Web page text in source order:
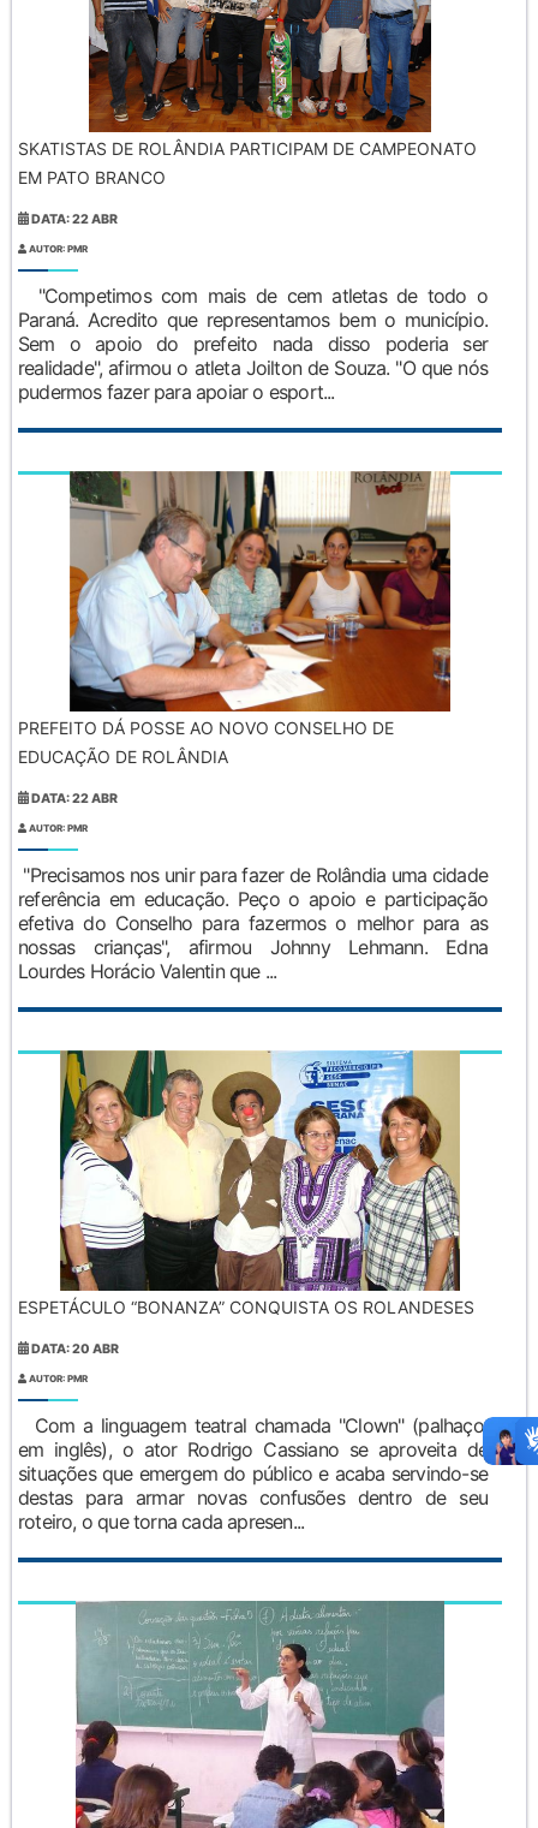
SKATISTAS DE ROLÂNDIA PARTICIPAM DE CAMPEONATO
EM PATO BRANCO
DATA: 22 ABR
AUTOR: PMR
"Competimos com mais de cem atletas de todo o
Paraná. Acredito que representamos bem o município.
Sem o apoio do prefeito nada disso poderia ser
realidade", afirmou o atleta Joilton de Souza. "O que nós
pudermos fazer para apoiar o esport...
PREFEITO DÁ POSSE AO NOVO CONSELHO DE
EDUCAÇÃO DE ROLÂNDIA
DATA: 22 ABR
AUTOR: PMR
"Precisamos nos unir para fazer de Rolândia uma cidade
referência em educação. Peço o apoio e participação
efetiva do Conselho para fazermos o melhor para as
nossas crianças", afirmou Johnny Lehmann. Edna
Lourdes Horácio Valentin que ...
ESPETÁCULO “BONANZA” CONQUISTA OS ROLANDESES
DATA: 20 ABR
AUTOR: PMR
Com a linguagem teatral chamada "Clown" (palhaço,
em inglês), o ator Rodrigo Cassiano se aproveita de
situações que emergem do público e acaba servindo-se
destas para armar novas confusões dentro de seu
roteiro, o que torna cada apresen...